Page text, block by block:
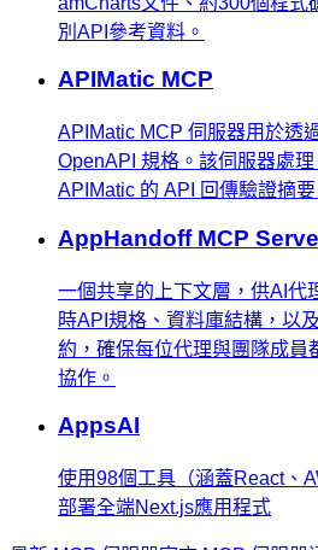
別API參考資料。
APIMatic MCP
APIMatic MCP 伺服器用於透
OpenAPI 規格。該伺服器處
APIMatic 的 API 回傳驗證摘要
AppHandoff MCP
一個共享的上下文層，供AI
時API規格、資料庫結構，以
約，確保每位代理與團隊成員
協作。
AppsAI
使用98個工具（涵蓋React、
部署全端Next.js應用程式